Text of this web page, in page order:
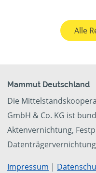
Alle
Mammut Deutschland
Die
GmbH & Co. KG ist
Aktenvernichtung,
Impressum |